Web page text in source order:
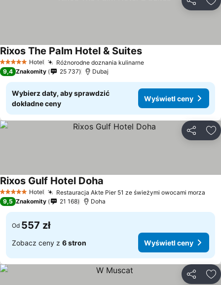
5 KategoriaHotel Różnorodne doznania kulinarneWyświetl ceny
Rixos The Palm Hotel & SuitesWyświetl ceny
9,4 Znakomity 25 737 Dubaj
Wybierz daty, aby sprawdzić
dokładne ceny
Wyświetl ceny
5 KategoriaHotel Restauracja Akte Pier 51 ze świeżymi owocami morza
Rixos Gulf Hotel Doha
9,5 Znakomity 21 168 Doha
Od 557 zł
Zobacz ceny z 6 stron Wyświetl ceny